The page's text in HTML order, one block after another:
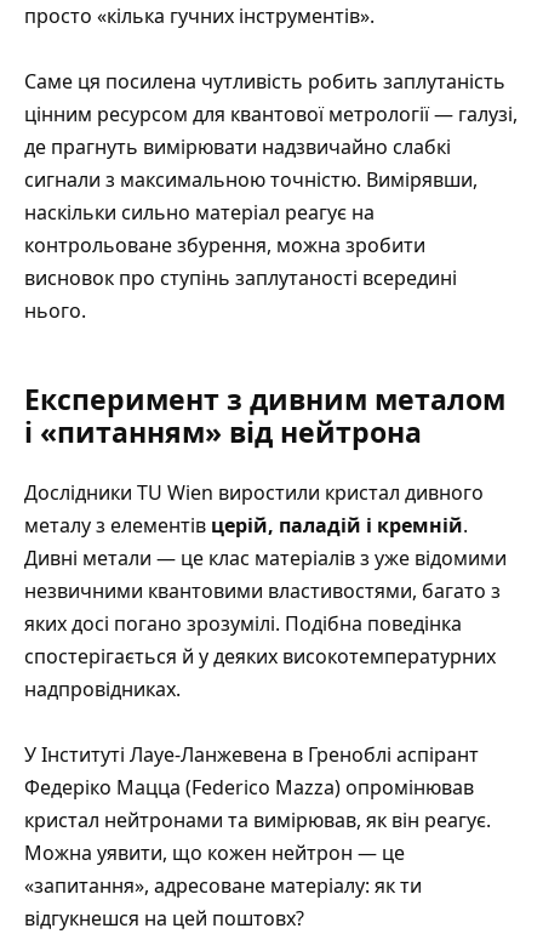
просто «кілька гучних інструментів».
Саме ця посилена чутливість робить заплутаність
цінним ресурсом для квантової метрології — галузі,
де прагнуть вимірювати надзвичайно слабкі
сигнали з максимальною точністю. Вимірявши,
наскільки сильно матеріал реагує на
контрольоване збурення, можна зробити
висновок про ступінь заплутаності всередині
нього.
Експеримент з дивним металом
і «питанням» від нейтрона
Дослідники TU Wien виростили кристал дивного
металу з елементів церій, паладій і кремній.
Дивні метали — це клас матеріалів з уже відомими
незвичними квантовими властивостями, багато з
яких досі погано зрозумілі. Подібна поведінка
спостерігається й у деяких високотемпературних
надпровідниках.
У Інституті Лауе-Ланжевена в Греноблі аспірант
Федеріко Мацца (Federico Mazza) опромінював
кристал нейтронами та вимірював, як він реагує.
Можна уявити, що кожен нейтрон — це
«запитання», адресоване матеріалу: як ти
відгукнешся на цей поштовх?